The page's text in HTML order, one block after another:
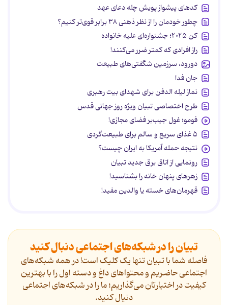
کدهای پیشواز پویش چله دعای عهد
چطور خودمان را از نظر ذهنی ۳۸ برابر قوی‌تر کنیم؟
کن ۲۰۲۵؛ جشنواره‌ای علیه خانواده
راز افرادی که کمتر ضرر می‌کنند!
دورود، سرزمین شگفتی‌های طبیعت
جان فدا
نماز لیله الدفن برای شهدای بیت رهبری
طرح اختصاصی تبیان ویژه روز جهانی قدس
فومو؛ غول جیب‌بر فضای مجازی!
۵ غذای سریع و سالم برای طبیعت‌گردی
نتیجه حمله آمریکا به ایران چیست؟
رونمایی از اتاق برق جدید تبیان
زهرهای پنهان خانه را بشناسید!
قهرمان‌های خسته یا والدین مفید!
تبیان را در شبکه‌های اجتماعی دنبال کنید
فاصله شما با تبیان تنها یک کلیک است! در همه شبکه‌های
اجتماعی حاضریم و محتواهای داغ و دسته اول را با بهترین
کیفیت در اختیارتان می‌گذاریم؛ ما را در شبکه‌های اجتماعی
دنیال کنید.